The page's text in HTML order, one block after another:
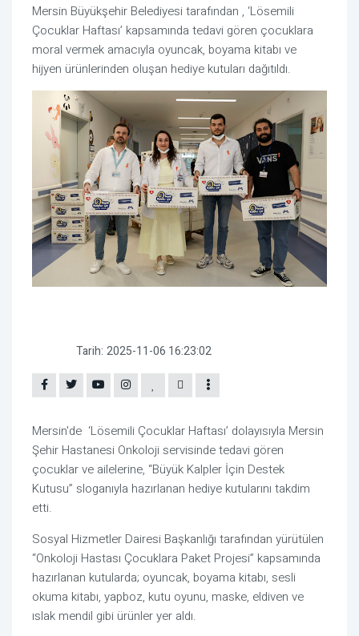
Mersin Büyükşehir Belediyesi tarafından , ‘Lösemili
Çocuklar Haftası’ kapsamında tedavi gören çocuklara
moral vermek amacıyla oyuncak, boyama kitabı ve
hijyen ürünlerinden oluşan hediye kutuları dağıtıldı.
Tarih: 2025-11-06 16:23:02
Mersin'de ‘Lösemili Çocuklar Haftası’ dolayısıyla Mersin
Şehir Hastanesi Onkoloji servisinde tedavi gören
çocuklar ve ailelerine, “Büyük Kalpler İçin Destek
Kutusu” sloganıyla hazırlanan hediye kutularını takdim
etti.
Sosyal Hizmetler Dairesi Başkanlığı tarafından yürütülen
“Onkoloji Hastası Çocuklara Paket Projesi” kapsamında
hazırlanan kutularda; oyuncak, boyama kitabı, sesli
okuma kitabı, yapboz, kutu oyunu, maske, eldiven ve
ıslak mendil gibi ürünler yer aldı.